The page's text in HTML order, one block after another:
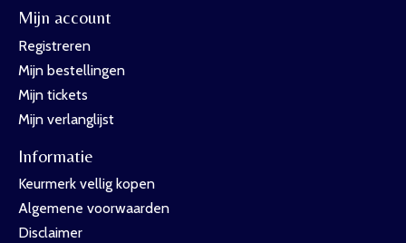
Mijn account
Registreren
Mijn bestellingen
Mijn tickets
Mijn verlanglijst
Informatie
Keurmerk vellig kopen
Algemene voorwaarden
Disclaimer